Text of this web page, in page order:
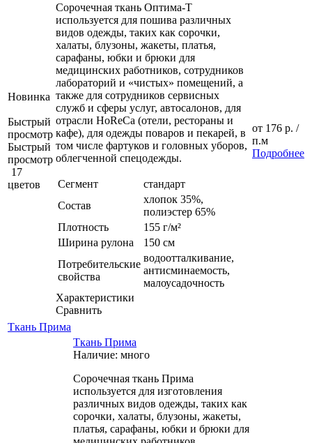
Новинка
Быстрый
просмотр
Быстрый
просмотр
17
цветов
Сорочечная ткань Оптима-Т
используется для пошива различных
видов одежды, таких как сорочки,
халаты, блузоны, жакеты, платья,
сарафаны, юбки и брюки для
медицинских работников, сотрудников
лабораторий и «чистых» помещений, а
также для сотрудников сервисных
служб и сферы услуг, автосалонов, для
отрасли HoReCa (отели, рестораны и
кафе), для одежды поваров и пекарей, в
том числе фартуков и головных уборов,
облегченной спецодежды.
Сегмент
стандарт
Состав
хлопок 35%,
полиэстер 65%
Плотность
155 г/м²
Ширина рулона
150 см
Потребительские
свойства
водоотталкивание,
антисминаемость,
малоусадочность
Характеристики
Сравнить
от 176 р. /
п.м
Подробнее
Ткань Прима
Ткань Прима
Наличие: много
Сорочечная ткань Прима
используется для изготовления
различных видов одежды, таких как
сорочки, халаты, блузоны, жакеты,
платья, сарафаны, юбки и брюки для